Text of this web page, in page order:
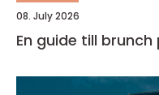
08. July 2026
En guide till